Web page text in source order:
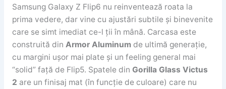
Samsung Galaxy Z Flip6 nu reinventează roata la
prima vedere, dar vine cu ajustări subtile și binevenite
care se simt imediat ce-l ții în mână. Carcasa este
construită din Armor Aluminumde ultimă generație,
cu margini ușor mai plate și un feeling general mai
“solid” față de Flip5. Spatele din Gorilla Glass Victus
2 are un finisaj mat (în funcție de culoare) care nu